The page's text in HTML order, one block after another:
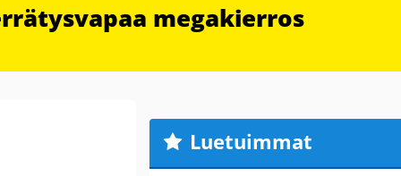
megakierros
Luetuimmat